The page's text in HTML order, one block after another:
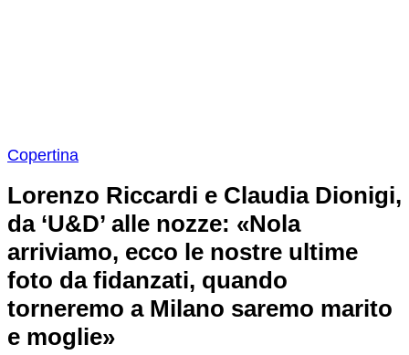
Copertina
Lorenzo Riccardi e Claudia Dionigi,
da ‘U&D’ alle nozze: «Nola
arriviamo, ecco le nostre ultime
foto da fidanzati, quando
torneremo a Milano saremo marito
e moglie»